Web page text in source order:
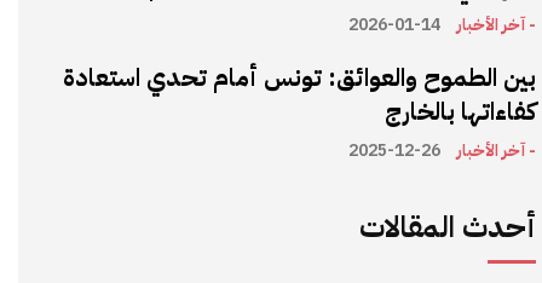
- آخر الأخبار 2026-01-14
بين الطموح والعوائق: تونس أمام تحدي استعادة
كفاءاتها بالخارج
- آخر الأخبار 2025-12-26
أحدث المقالات